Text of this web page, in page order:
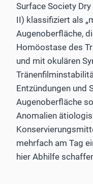
Surface Society Dry
II) klassifiziert als
Augenoberfläche,
Homöostase des
und mit okulären
Entzündungen und
Augenoberfläche
Anomalien
mehrfach am Tag
hier Abhilfe